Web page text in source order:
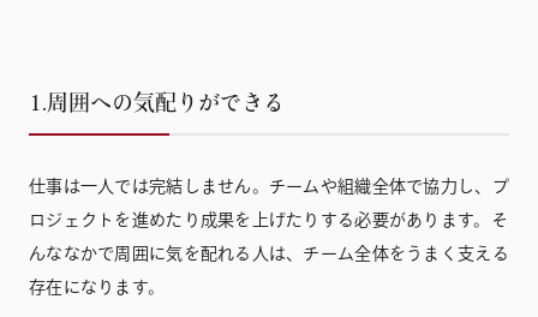
1.周囲への気配りができる
仕事は一人では完結しません。チームや組織全体で協力し、プ
ロジェクトを進めたり成果を上げたりする必要があります。
そ
んななかで周囲に気を配れる人は、チーム全体をうまく支える
存在になります。